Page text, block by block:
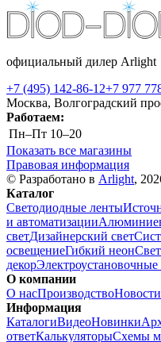
официальный дилер Arlight
+7 (495) 142-86-12+7 977
Москва, Волгоградский
Работаем:
Пн–Пт 10–20
Показать все магазины
Правовая информация
© Разработано в Arlight,
Каталог
Светодиодные ленты
и автоматизации
светДизайнерский свет
освещениеГибкий неон
декорЭлектроустановочные
О компании
О насПроизводствоНовости
Информация
КаталогиВидеоНовинки
ответКалькуляторыСхемы